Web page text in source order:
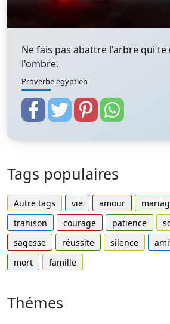
Ne fais pas abattre l'arbre qui te
l'ombre.
Proverbe egyptien
Tags populaires
Autre tags vie amour
trahison
courage patience
sagesse
réussite silence
mort
famille
Thémes